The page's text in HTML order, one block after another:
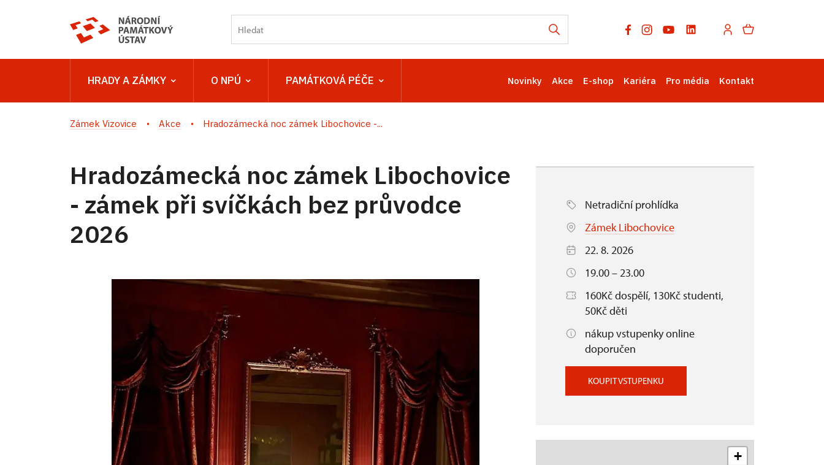
HRADY A ZÁMKY O NPÚ PAMÁTKOVÁ PÉČE Novinky Akce E-shop Kariéra Pro média Kontakt
Zámek Vizovice Akce Hradozámecká noc zámek Libochovice -...
Hradozámecká noc zámek Libochovice
- zámek při svíčkách bez průvodce
2026
Netradiční prohlídka
Zámek Libochovice
22. 8. 2026
19.00 – 23.00
160Kč dospělí, 130Kč studenti,
50Kč děti
nákup vstupenky online
doporučen
KOUPIT VSTUPENKU
+